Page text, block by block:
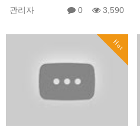
관리자 0 3,590
Hot